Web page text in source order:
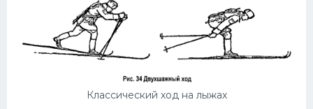
Классический ход на лыжах